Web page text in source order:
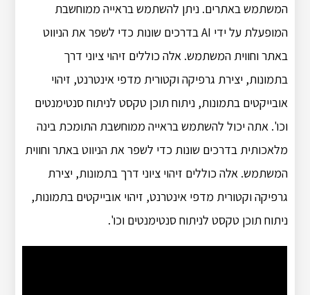
המשתמש באתרים. ניתן להשתמש בראייה ממוחשבת
המופעלת על ידי AI בדרכים שונות כדי לשפר את הניווט
באתר וחווית המשתמש. אלה כוללים זיהוי ציוני דרך
בתמונות, יצירת גרפיקה וקטורית מדפי אינטרנט, זיהוי
אובייקטים בתמונות, ניתוח תוכן טקסט לניתוח סנטימנטים
וכו'. אתה יכול להשתמש בראייה ממוחשבת התומכת בינה
מלאכותית בדרכים שונות כדי לשפר את הניווט באתר וחווית
המשתמש. אלה כוללים זיהוי ציוני דרך בתמונות, יצירת
גרפיקה וקטורית מדפי אינטרנט, זיהוי אובייקטים בתמונות,
ניתוח תוכן טקסט לניתוח סנטימנטים וכו'.